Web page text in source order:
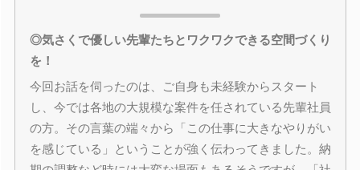
◎気さくで優しい先輩たちとワクワクできる空間づくり
を！
今回お話を伺ったのは、ご自身も未経験からスタート
し、今では各地の大規模な案件を任されている先輩社員
の方。その言葉の端々から「この仕事に大きなやりがい
を感じている」ということが強く伝わってきました。納